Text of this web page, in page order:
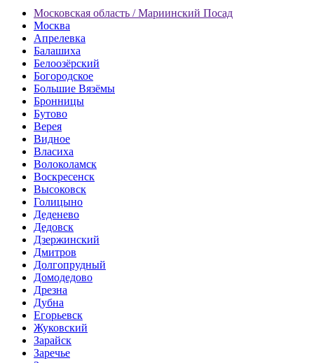
Московская область / Мариинский Посад
Москва
Апрелевка
Балашиха
Белоозёрский
Богородское
Большие Вязёмы
Бронницы
Бутово
Верея
Видное
Власиха
Волоколамск
Воскресенск
Высоковск
Голицыно
Деденево
Дедовск
Дзержинский
Дмитров
Долгопрудный
Домодедово
Дрезна
Дубна
Егорьевск
Жуковский
Зарайск
Заречье